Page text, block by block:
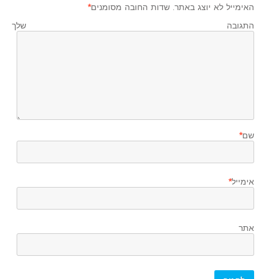
האימייל לא יוצג באתר. שדות החובה מסומנים*
התגובה שלך
שם*
אימייל*
אתר